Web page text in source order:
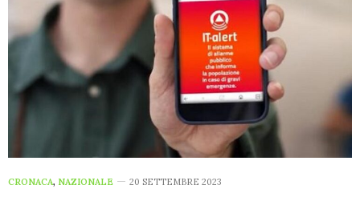
CRONACA, NAZIONALE 20 SETTEMBRE 2023